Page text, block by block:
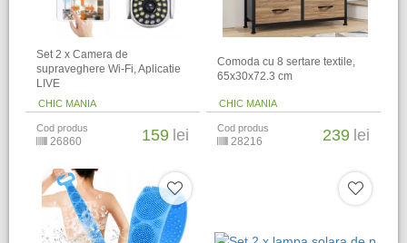
Set 2 x Camera de
supraveghere Wi-Fi, Aplicatie
LIVE
CHIC MANIA
Cod produs
26860 159 lei
Comoda cu 8 sertare textile,
65x30x72.3 cm
CHIC MANIA
Cod produs
28216 239 lei